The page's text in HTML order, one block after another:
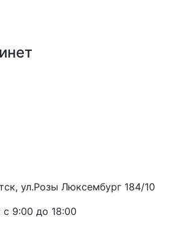
ул.Розы Люксембург 184/10
9:00 до 18:00